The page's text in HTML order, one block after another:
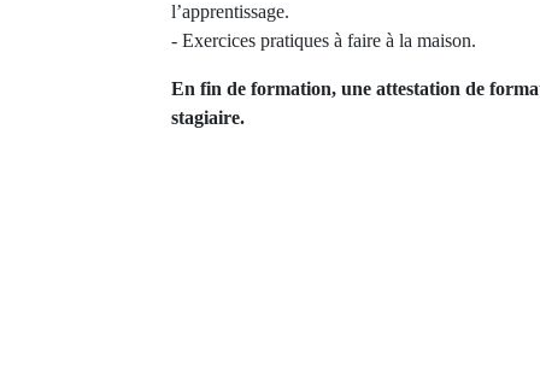
l’apprentissage.
- Exercices pratiques à faire à la maison.
En fin de formation, une attestation de
stagiaire.